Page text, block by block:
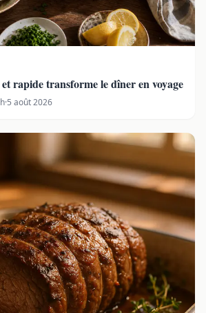
rapide transforme le dîner en voyage
·5 août 2026